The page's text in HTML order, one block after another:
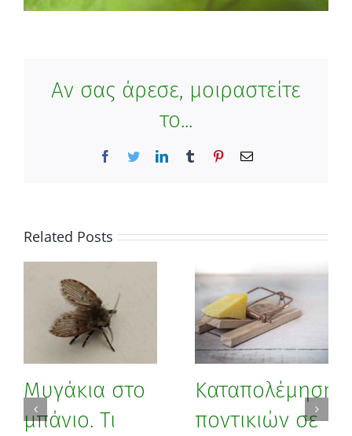
Αν σας άρεσε, μοιραστείτε
το...
Facebook
TwitterLinkedInTumblr PinterestEmail
Related Posts
Μυγάκια στο
μπάνιο. Τι
Καταπολέμηση
ποντικιών σε